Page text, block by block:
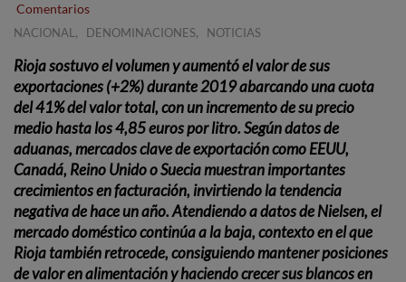
Comentarios
NACIONAL , DENOMINACIONES, NOTICIAS
Rioja sostuvo el volumen y aumentó el valor de sus
exportaciones (+2%) durante 2019 abarcando una cuota
del 41% del valor total, con un incremento de su precio
medio hasta los 4,85 euros por litro.Según datos de
aduanas, mercados clave de exportación como EEUU,
Canadá, Reino Unido o Suecia muestran importantes
crecimientos en facturación, invirtiendo la tendencia
negativa de hace un año.Atendiendo a datos de Nielsen, el
mercado doméstico continúa a la baja, contexto en el que
Rioja también retrocede, consiguiendo mantener posiciones
de valor en alimentación y haciendo crecer sus blancos en